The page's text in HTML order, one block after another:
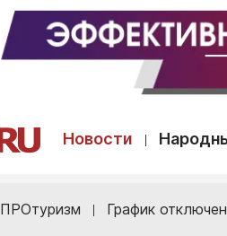
Новости
ПРОтуризм График